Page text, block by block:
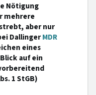
Nötigung
mehrere
aber nur
DallingerMDR
eines
auf ein
1 StGB)